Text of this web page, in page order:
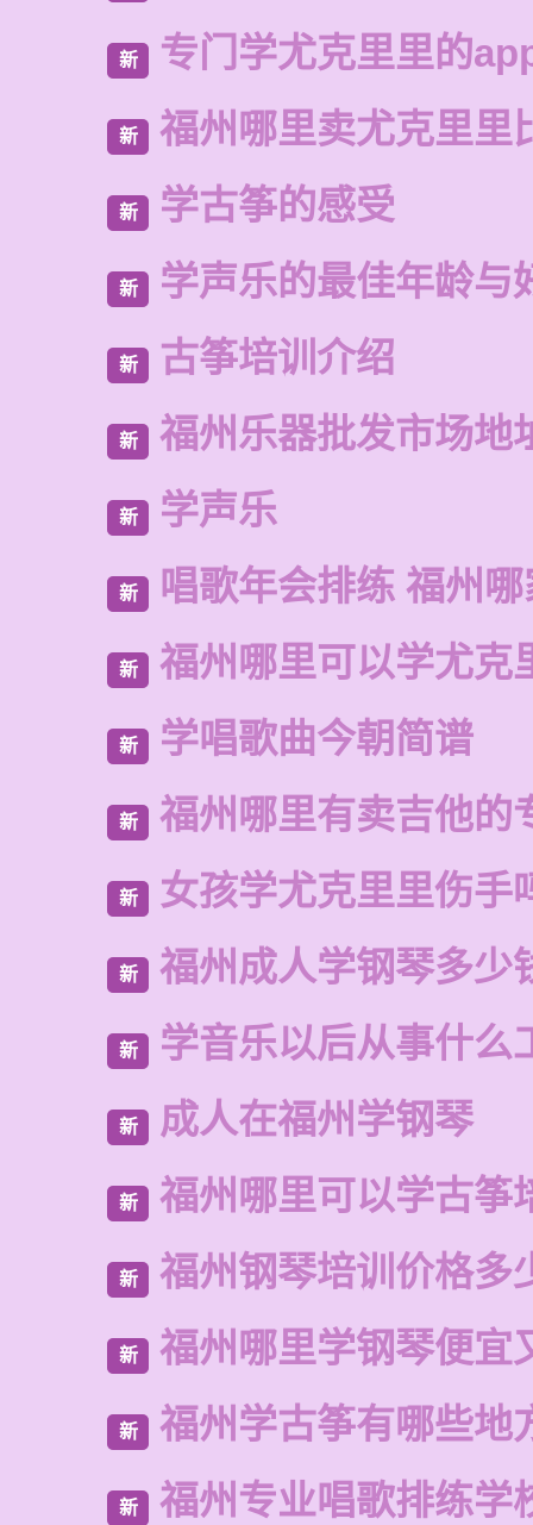
新 专门学尤克里里的
新 福州哪里卖尤克里里
新 学古筝的感受
新 学声乐的最佳年龄与
新 古筝培训介绍
新 福州乐器批发市场地
新 学声乐
新 唱歌年会排练 福州
新 福州哪里可以学尤克
新 学唱歌曲今朝简谱
新 福州哪里有卖吉他的
新 女孩学尤克里里伤手
新 福州成人学钢琴多少
新 学音乐以后从事什么
新 成人在福州学钢琴
新 福州哪里可以学古筝
新 福州钢琴培训价格多
新 福州哪里学钢琴便宜
新 福州学古筝有哪些地
新 福州专业唱歌排练学